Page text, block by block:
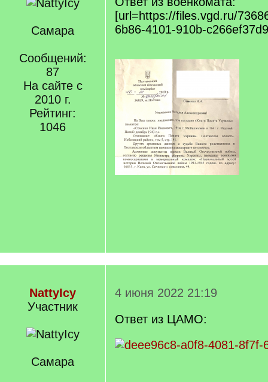
Самара
Сообщений:
87
На сайте с
2010 г.
Рейтинг:
1046
[url=https://files.vgd.ru/
6b86-4101-910b-
NattyIcy
Участник
Самара
4 июня 2022 21:19
Ответ из ЦАМО: